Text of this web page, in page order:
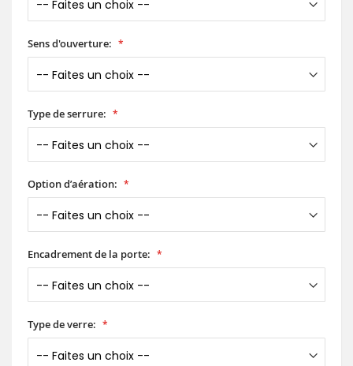
Sens d'ouverture:
Type de serrure:
Option d’aération:
Encadrement de la porte:
Type de verre: